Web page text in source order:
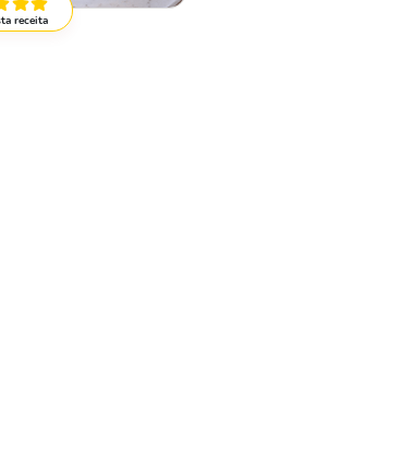
receita